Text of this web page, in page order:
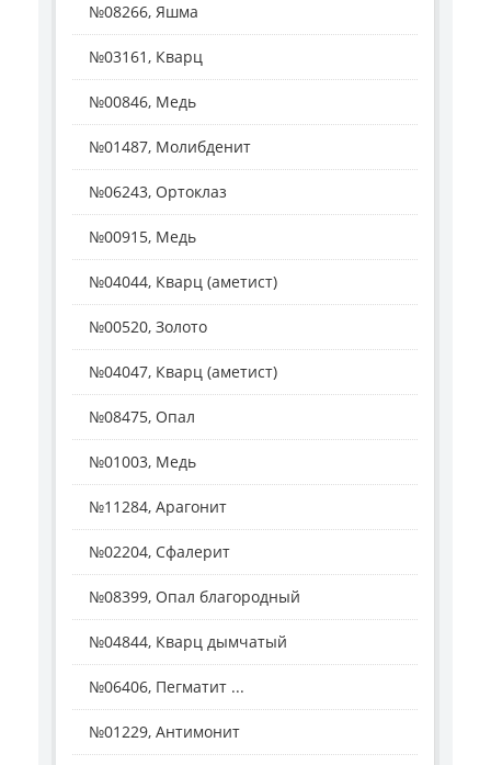
№08266, Яшма
№03161, Кварц
№00846, Медь
№01487, Молибденит
№06243, Ортоклаз
№00915, Медь
№04044, Кварц (аметист)
№00520, Золото
№04047, Кварц (аметист)
№08475, Опал
№01003, Медь
№11284, Арагонит
№02204, Сфалерит
№08399, Опал благородный
№04844, Кварц дымчатый
№06406, Пегматит ...
№01229, Антимонит